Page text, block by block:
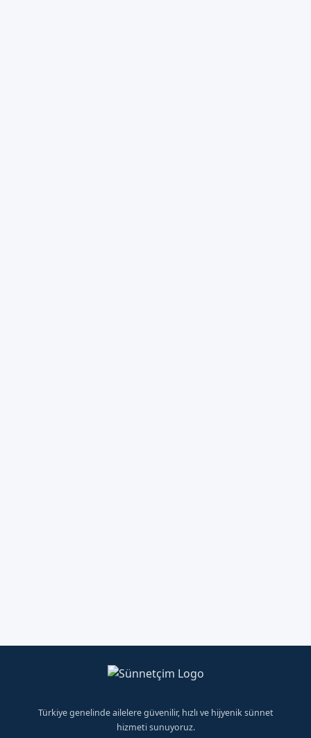
Türkiye genelinde ailelere güvenilir, hızlı ve hijyenik sünnet
hizmeti sunuyoruz.